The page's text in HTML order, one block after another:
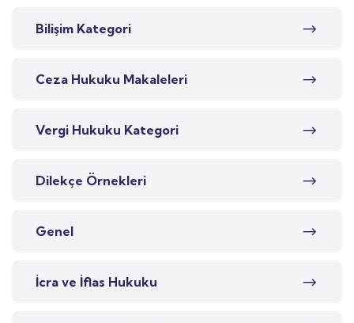
Bilişim Kategori
Ceza Hukuku Makaleleri
Vergi Hukuku Kategori
Dilekçe Örnekleri
Genel
İcra ve İflas Hukuku